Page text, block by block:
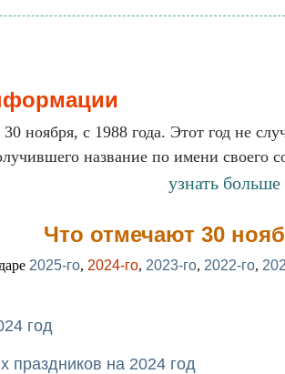
ноября, с 1988 года. Этот год не
название по имени своего
узнать
Что отмечают 30
2025-го, 2024-го, 2023-го, 2022-го,
год
праздников на 2024 год